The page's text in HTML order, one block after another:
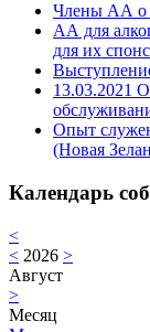
Члены АА о
АА для
для их
13.03.2021
Опыт
(Новая
Календарь
<
< 2026 >
Август
>
Месяц